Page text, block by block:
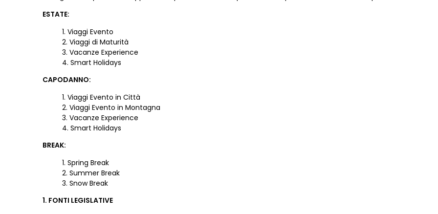
ESTATE:
Viaggi Evento
Viaggi di Maturità
Vacanze Experience
Smart Holidays
CAPODANNO:
Viaggi Evento in Città
Viaggi Evento in Montagna
Vacanze Experience
Smart Holidays
BREAK:
Spring Break
Summer Break
Snow Break
1. FONTI LEGISLATIVE